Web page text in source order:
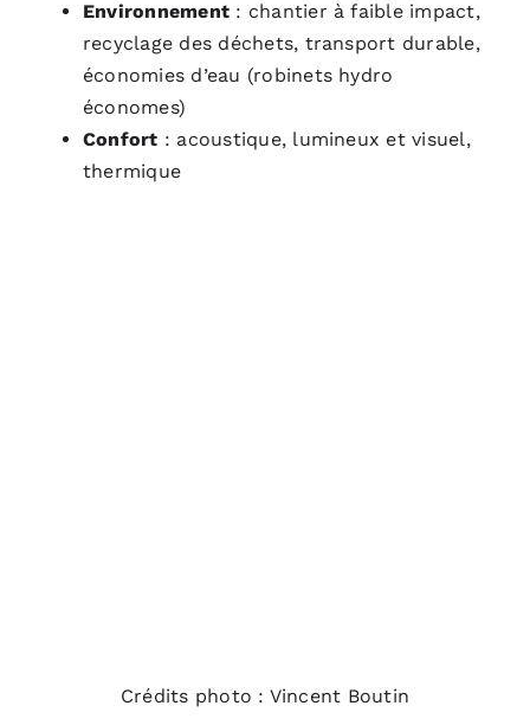
Environnement : chantier à faible impact,
recyclage des déchets, transport durable,
économies d’eau (robinets hydro
économes)
Confort : acoustique, lumineux et visuel,
thermique
Crédits photo : Vincent Boutin